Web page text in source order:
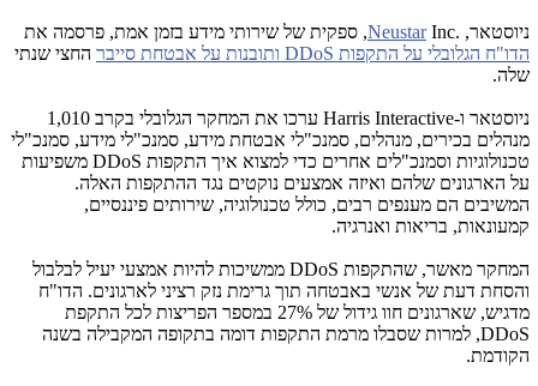
ניוסטאר, Inc.
Neustar, ספקית של שירותי מידע בזמן אמת, פרסמה את
הדו"ח הגלובלי על התקפות DDoS ותובנות על אבטחת סייבר החצי שנתי
שלה.
ניוסטאר ו-Harris Interactive
ערכו את המחקר הגלובלי בקרב 1,010
מנהלים בכירים, מנהלים, סמנכ"לי אבטחת מידע, סמנכ"לי מידע, סמנכ"לי
טכנולוגיות וסמנכ"לים אחרים כדי למצוא איך התקפות DDoS משפיעות
על הארגונים שלהם ואיזה אמצעים נוקטים נגד ההתקפות האלה.
המשיבים הם מענפים רבים, כולל טכנולוגיה, שירותים פיננסיים,
קמעונאות, בריאות ואנרגיה.
המחקר מאשר, שהתקפות DDoS ממשיכות להיות אמצעי יעיל לבלבול
והסחת דעת של אנשי באבטחה תוך גרימת נזק רציני לארגונים. הדו"ח
מדגיש, שארגונים חוו גידול של 27% במספר הפריצות לכל התקפת
DDoS, למרות שסבלו מרמת התקפות דומה בתקופה המקבילה בשנה
הקודמת.